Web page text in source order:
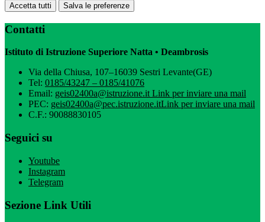
Accetta tutti Salva le preferenze
Contatti
Istituto di Istruzione Superiore Natta • Deambrosis
Via della Chiusa, 107–16039 Sestri Levante(GE)
Tel: 0185/43247 – 0185/41076
Email: geis02400a@istruzione.itLink per inviare una mail
PEC: geis02400a@pec.istruzione.itLink per inviare una mail
C.F.: 90088830105
Seguici su
Youtube
Instagram
Telegram
Sezione Link Utili